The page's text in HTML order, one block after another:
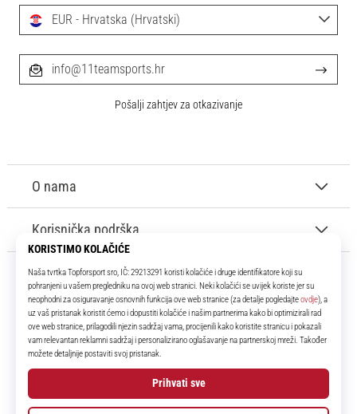
11teamsports.hr
Tvoj smo pouzdani suigrač već više od 16 godina! Cijelo to vrijeme
donosimo ti najbolje i najnovije proizvode iz svijeta nogometa.
Facebook
Instagram
O nama
Korisnička podrška
EUR - Hrvatska (Hrvatski)
info@11teamsports.hr
Pošalji zahtjev za otkazivanje